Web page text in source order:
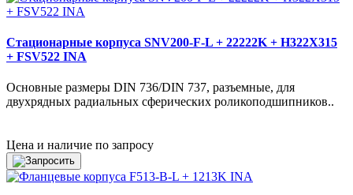
Стационарные корпуса SNV200-F-L + 22222K + H322X315
+ FSV522 INA
Основные размеры DIN 736/DIN 737, разъемные, для
двухрядных радиальных сферических роликоподшипников..
Цена и наличие по запросу